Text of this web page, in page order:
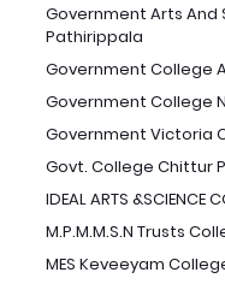
Government Arts And
Pathirippala
Government College
Government College
Government Victoria
Govt. College Chittur
IDEAL ARTS &SCIENCE
M.P.M.M.S.N Trusts
MES Keveeyam